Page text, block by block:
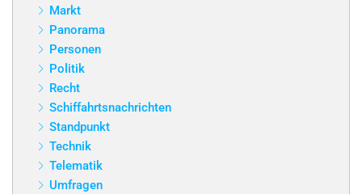
Markt
Panorama
Personen
Politik
Recht
Schiffahrtsnachrichten
Standpunkt
Technik
Telematik
Umfragen